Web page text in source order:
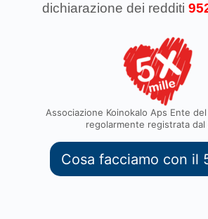
dichiarazione dei redditi
Associazione Koinokalo Aps Ente
regolarmente registrata dal
Cosa facciamo con il